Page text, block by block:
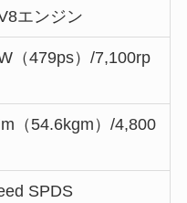
エンジン
（479ps）/7,100rp
（54.6kgm）/4,800
SPDS